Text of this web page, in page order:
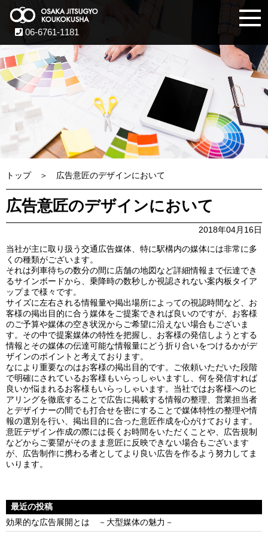
06-6761-1181
トップ 広告意匠のデザインにおいて
広告意匠のデザインにおいて
2018年04月16日
当社が主に取り扱う交通広告媒体、特に駅構内の媒体には非常に多
くの種類がございます。
それは列車待ちの数分の間に店舗の地図など詳細情報まで伝達でき
るサインボードから、乗降時の数秒しか視認されない案内板タイア
ップまで様々です。
サイズに左右される情報量や掲出場所によっての視認時間など、お
客様の掲出目的に合う媒体をご提案できれば良いのですが、お客様
のご予算や媒体の空き状況からご希望に沿えない場合もございま
す。その中で提案媒体の特性を把握し、お客様の発信しようとする
情報とその媒体の伝達可能な情報量にどう折り合いをつけるかがデ
ザインのポイントと考えております。
なにより重要なのはお客様の掲出目的です。ご依頼いただいた段階
で明確にされているお客様もいらっしゃいますし、何を発信すれば
良いか悩まれるお客様もいらっしゃいます。当社ではお客様へのヒ
アリングを徹底することで広告に掲載する情報の整理、営業担当者
とデザイナーの間でも打合せを密にすることで媒体特性の整理や情
報の選別を行い、掲出目的に合った意匠作成を心がけております。
意匠デザイン作成の際には長くお時間をいただくことや、広告規制
などからご要望がそのまま意匠に反映できない場合もございます
が、広告制作に携わる者としてより良い広告を作るよう努力してま
いります。
最近の投稿
効果的な広告展開とは －大型媒体の魅力－